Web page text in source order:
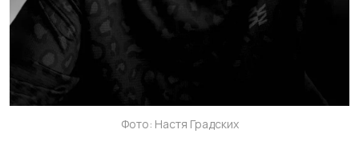
Фото: Настя Градских